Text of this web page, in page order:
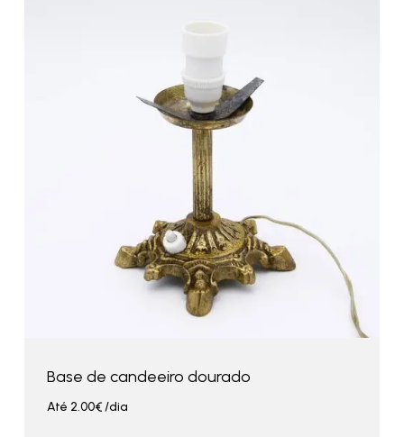
Base de candeeiro dourado
Até 2.00€/dia